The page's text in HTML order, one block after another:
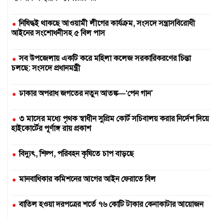
নিষিদ্ধই থাকছে আওয়ামী লীগের কার্যক্রম, সংসদে সন্ত্রাসবিরোধী
আইনের সংশোধনীসহ ৫ বিল পাস
সব উপজেলায় একটি করে মহিলা কলেজ সরকারিকরণের চিন্তা
চলছে: সংসদে প্রধানমন্ত্রী
ঢাকার অপরাধ জগতের নতুন আতঙ্ক—‘পেন গান’
৩ মাসের মধ্যে পৃথক স্বাধীন সুপ্রিম কোর্ট সচিবালয় করার নির্দেশ দিয়ে
হাইকোর্টের পূর্ণাঙ্গ রায় প্রকাশ
বিদ্যুৎ, শিল্প, পরিবহন কৃষিতে চাপ বাড়ছে
মানবাধিকার কমিশনের আগের আইন ফেরাতে বিল
বাতিল হওয়া দরপত্রের শর্তে ৭৬ কোটি টাকার কেনাকাটার আয়োজন